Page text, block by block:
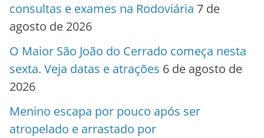
consultas e exames na Rodoviária 7 de
agosto de 2026
O Maior São João do Cerrado começa nesta
sexta. Veja datas e atrações 6 de agosto de
2026
Menino escapa por pouco após ser
atropelado e arrastado por